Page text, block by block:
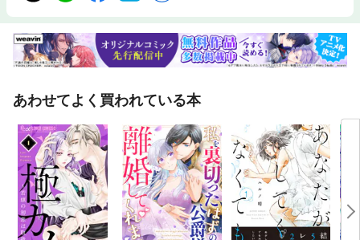
あわせてよく買われている本